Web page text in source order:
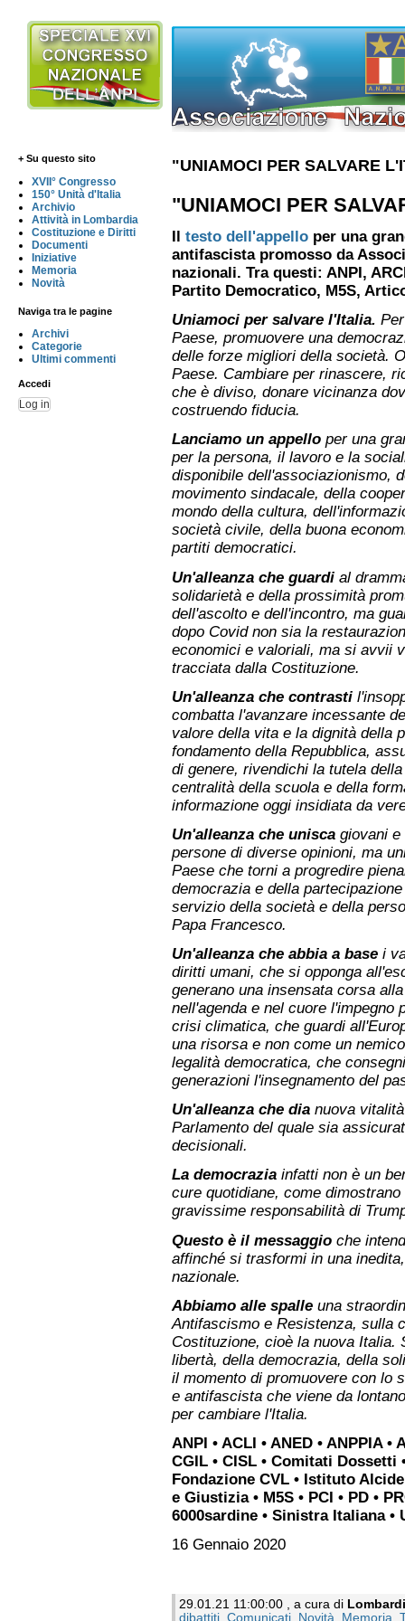
+ Su questo sito
XVII° Congresso
150° Unità d'Italia
Archivio
Attività in Lombardia
Costituzione e Diritti
Documenti
Iniziative
Memoria
Novità
Naviga tra le pagine
Archivi
Categorie
Ultimi commenti
Accedi
Log in
"UNIAMOCI PER SALVARE
"UNIAMOCI PER
testo dell'appello per una
antifascista promosso da
nazionali. Tra questi: ANPI,
Partito Democratico, M5S,
Uniamoci per salvare l'Italia.
Paese, promuovere una
delle forze migliori della società.
Paese. Cambiare per rinascere,
che è diviso, donare vicinanza
costruendo fiducia.
Lanciamo un appello per una
per la persona, il lavoro e la
disponibile dell'associazionismo,
movimento sindacale, della
mondo della cultura,
società civile, della buona
partiti democratici.
Un'alleanza che guardi al
solidarietà e della prossimità
dell'ascolto e dell'incontro, ma
dopo Covid non sia la
economici e valoriali, ma si avvii
tracciata dalla Costituzione.
Un'alleanza che contrasti
combatta l'avanzare incessante
valore della vita e la dignità della
fondamento della Repubblica,
di genere, rivendichi la tutela
centralità della scuola e della
informazione oggi insidiata da
Un'alleanza che unisca giovani
persone di diverse opinioni, ma
Paese che torni a progredire
democrazia e della
servizio della società e della
Papa Francesco.
Un'alleanza che abbia a base i
diritti umani, che si opponga
generano una insensata corsa
nell'agenda e nel cuore l'impegno
crisi climatica, che guardi
una risorsa e non come un
legalità democratica, che
generazioni l'insegnamento del
Un'alleanza che dia nuova
Parlamento del quale sia
decisionali.
La democrazia infatti non è un
cure quotidiane, come
gravissime responsabilità di
Questo è il messaggio che
affinché si trasformi in una
nazionale.
Abbiamo alle spalle una
Antifascismo e Resistenza, sulla
Costituzione, cioè la nuova Italia.
libertà, della democrazia, della
il momento di promuovere con lo
e antifascista che viene da
per cambiare l'Italia.
ANPI • ACLI • ANED • ANPPIA
CGIL • CISL • Comitati Dossetti
Fondazione CVL • Istituto
e Giustizia • M5S • PCI • PD •
6000sardine • Sinistra Italiana •
16 Gennaio 2020
29.01.21 11:00:00 , a cura di
dibattiti Comunicati Novità Memoria